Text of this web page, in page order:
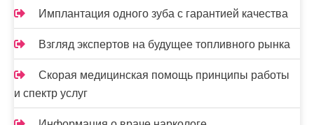
ц
и
я
з
а
Имплантация одного зуба с гарантией качества
Взгляд экспертов на будущее топливного рынка
Скорая медицинская помощь принципы работы
и спектр услуг